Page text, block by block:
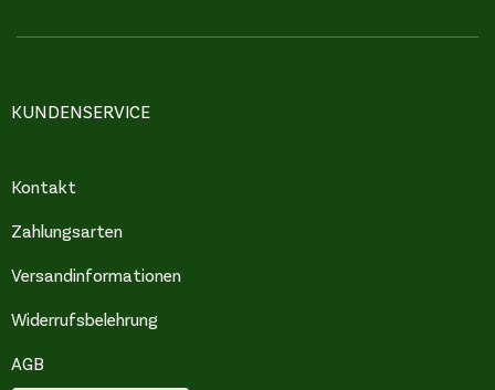
KUNDENSERVICE
Kontakt
Zahlungsarten
Versandinformationen
Widerrufsbelehrung
AGB